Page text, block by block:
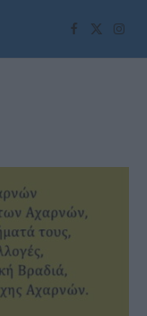
Facebook
X
(Twitter)